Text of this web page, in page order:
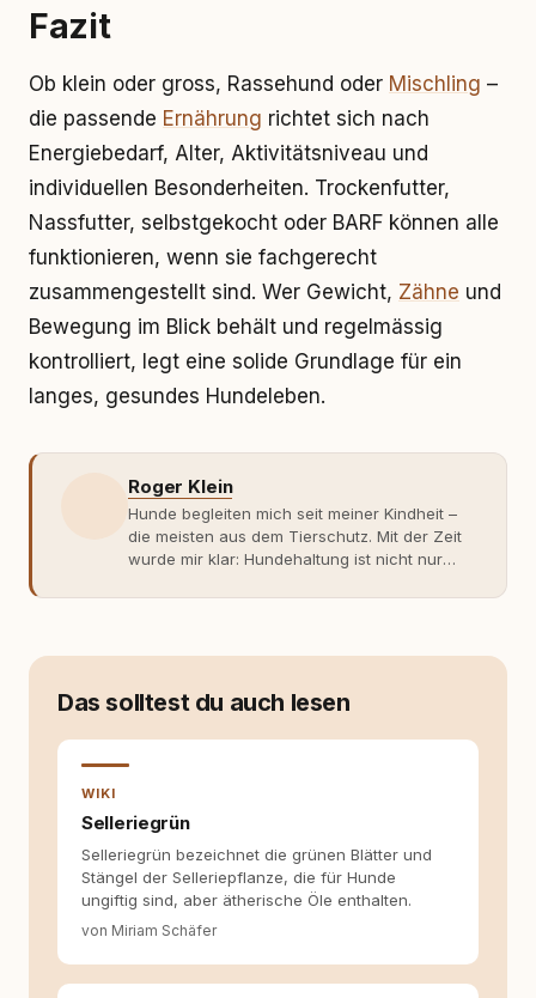
Fazit
Ob klein oder gross, Rassehund oder Mischling –
die passende Ernährung richtet sich nach
Energiebedarf, Alter, Aktivitätsniveau und
individuellen Besonderheiten. Trockenfutter,
Nassfutter, selbstgekocht oder BARF können alle
funktionieren, wenn sie fachgerecht
zusammengestellt sind. Wer Gewicht, Zähne und
Bewegung im Blick behält und regelmässig
kontrolliert, legt eine solide Grundlage für ein
langes, gesundes Hundeleben.
Roger Klein
Hunde begleiten mich seit meiner Kindheit –
die meisten aus dem Tierschutz. Mit der Zeit
wurde mir klar: Hundehaltung ist nicht nur
Fachwissen. Der Wendepunkt kam mit meinem
moderner Hundeerziehung
entsteht echte Bindung dort, wo Verständnis
Wissen ersetzt – nicht umgekehrt. Aus dieser
Hundehalter:innen in Deutschland, Österreich
und der Schweiz. Meine Überzeugung:
Tierschutz beginnt mit Wissen. Wer seinen
Hund versteht, trifft bessere Entscheidungen –
für ein Zusammenleben, das beiden guttut.
Das solltest du auch lesen
WIKI
Selleriegrün
Selleriegrün bezeichnet die grünen Blätter und
Stängel der Selleriepflanze, die für Hunde
ungiftig sind, aber ätherische Öle enthalten.
von Miriam Schäfer